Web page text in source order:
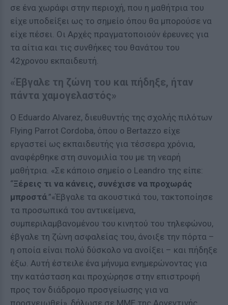
σε ένα χωράφι στην περιοχή, που η μαθήτρια του
είχε υποδείξει ως το σημείο όπου θα μπορούσε να
είχε πέσει. Οι Αρχές πραγματοποιούν έρευνες για
τα αίτια και τις συνθήκες του θανάτου του
42χρονου εκπαιδευτή.
«Έβγαλε τη ζώνη του και πήδηξε, ήταν
πάντα χαμογελαστός»
Ο Eduardo Alvarez, διευθυντής της σχολής πιλότων
Flying Parrot Cordoba, όπου ο Bertazzo είχε
εργαστεί ως εκπαιδευτής για τέσσερα χρόνια,
αναφέρθηκε στη συνομιλία του με τη νεαρή
μαθήτρια. «Σε κάποιο σημείο ο Leandro της είπε:
“Ξέρεις τι να κάνεις, συνέχισε να προχωράς
μπροστά.”«Έβγαλε τα ακουστικά του, τακτοποίησε
τα προσωπικά του αντικείμενα,
συμπεριλαμβανομένου του κινητού του τηλεφώνου,
έβγαλε τη ζώνη ασφαλείας του, άνοιξε την πόρτα –
η οποία είναι πολύ δύσκολο να ανοίξει – και πήδηξε
έξω. Αυτή έστειλε ένα μήνυμα ενημερώνοντας για
την κατάσταση και προχώρησε στην επιστροφή
προς τον διάδρομο προσγείωσης για να
προσγειωθεί», δήλωσε σε ΜΜΕ της Αργεντινής.